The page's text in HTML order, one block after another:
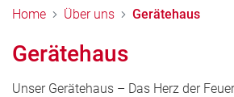
Home Über uns Gerätehaus
Gerätehaus
Unser Gerätehaus – Das Herz der